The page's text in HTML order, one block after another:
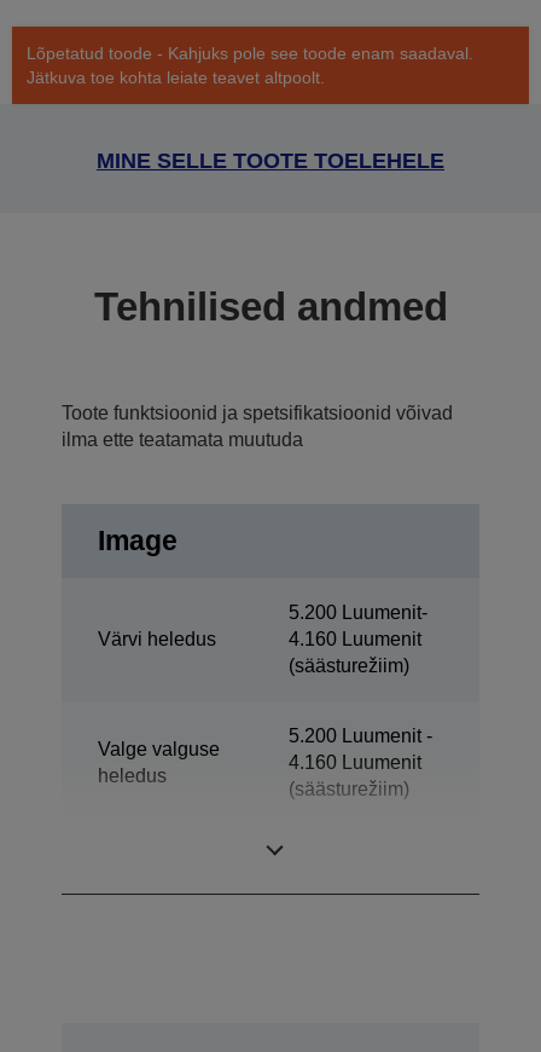
Lõpetatud toode - Kahjuks pole see toode enam saadaval.
Jätkuva toe kohta leiate teavet altpoolt.
MINE SELLE TOOTE TOELEHELE
Tehnilised andmed
Toote funktsioonid ja spetsifikatsioonid võivad
ilma ette teatamata muutuda
Image
Värvi heledus
5.200 Luumenit-
4.160 Luumenit
(säästurežiim)
Valge valguse
heledus
5.200 Luumenit -
4.160 Luumenit
(säästurežiim)